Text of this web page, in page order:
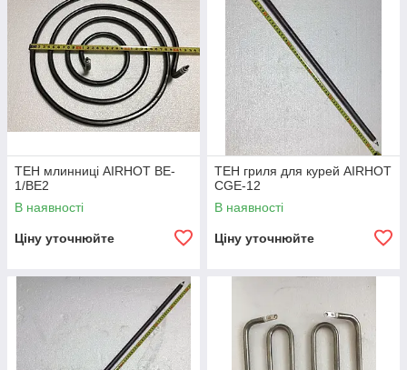
ТЕН млинниці AIRHOT BE-
1/BE2
В наявності
Ціну уточнюйте
ТЕН гриля для курей AIRHOT
CGE-12
В наявності
Ціну уточнюйте